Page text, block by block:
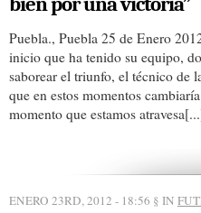
Puebla., Puebla 25 de Enero
inicio que ha tenido su equipo,
saborear el triunfo, el técnico de
que en estos momentos
momento que estamos
ENERO 23RD, 2012 - 18:56 § IN